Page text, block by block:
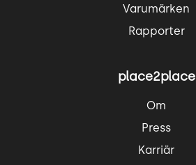
Varumärken
Rapporter
place2place
Om
Press
Karriär